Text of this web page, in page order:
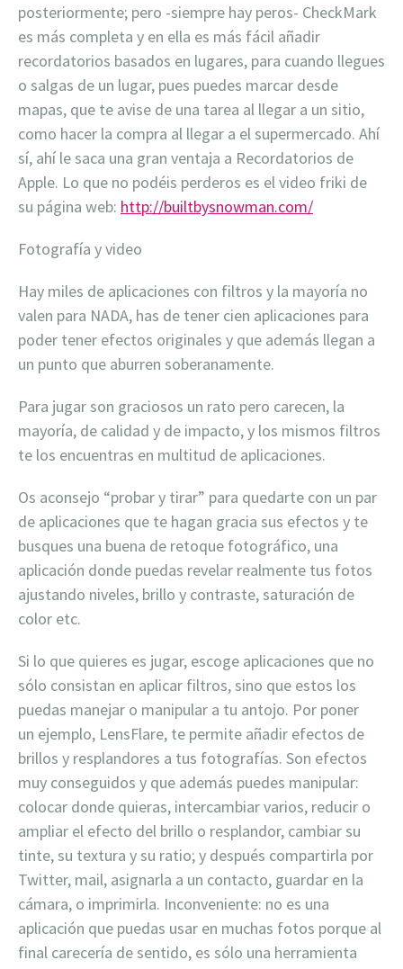
posteriormente; pero -siempre hay peros- CheckMark
es más completa y en ella es más fácil añadir
recordatorios basados en lugares, para cuando llegues
o salgas de un lugar, pues puedes marcar desde
mapas, que te avise de una tarea al llegar a un sitio,
como hacer la compra al llegar a el supermercado. Ahí
sí, ahí le saca una gran ventaja a Recordatorios de
Apple. Lo que no podéis perderos es el video friki de
su página web: http://builtbysnowman.com/
Fotografía y video
Hay miles de aplicaciones con filtros y la mayoría no
valen para NADA, has de tener cien aplicaciones para
poder tener efectos originales y que además llegan a
un punto que aburren soberanamente.
Para jugar son graciosos un rato pero carecen, la
mayoría, de calidad y de impacto, y los mismos filtros
te los encuentras en multitud de aplicaciones.
Os aconsejo “probar y tirar” para quedarte con un par
de aplicaciones que te hagan gracia sus efectos y te
busques una buena de retoque fotográfico, una
aplicación donde puedas revelar realmente tus fotos
ajustando niveles, brillo y contraste, saturación de
color etc.
Si lo que quieres es jugar, escoge aplicaciones que no
sólo consistan en aplicar filtros, sino que estos los
puedas manejar o manipular a tu antojo. Por poner
un ejemplo, LensFlare, te permite añadir efectos de
brillos y resplandores a tus fotografías. Son efectos
muy conseguidos y que además puedes manipular:
colocar donde quieras, intercambiar varios, reducir o
ampliar el efecto del brillo o resplandor, cambiar su
tinte, su textura y su ratio; y después compartirla por
Twitter, mail, asignarla a un contacto, guardar en la
cámara, o imprimirla. Inconveniente: no es una
aplicación que puedas usar en muchas fotos porque al
final carecería de sentido, es sólo una herramienta